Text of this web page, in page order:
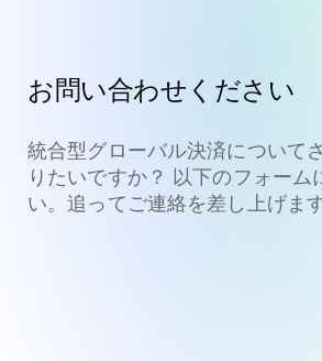
お問い合わせください
統合型グローバル決済について
りたいですか？ 以下のフォーム
い。追ってご連絡を差し上げます